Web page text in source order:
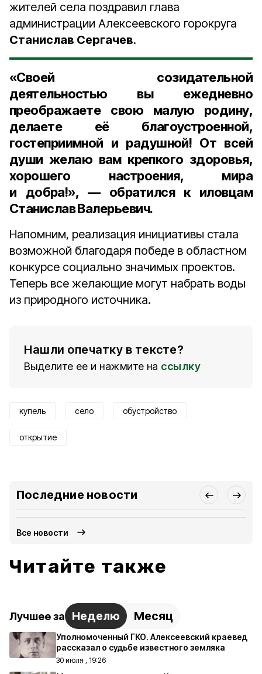
жителей села поздравил глава
администрации Алексеевского горокруга
Станислав Сергачев.
«Своей созидательной
деятельностью вы ежедневно
преображаете свою малую родину,
делаете её благоустроенной,
гостеприимной и радушной! От всей
души желаю вам крепкого здоровья,
хорошего настроения, мира
и добра!», — обратился к иловцам
Станислав Валерьевич.
Напомним, реализация инициативы стала
возможной благодаря победе в областном
конкурсе социально значимых проектов.
Теперь все желающие могут набрать воды
из природного источника.
Нашли опечатку в тексте?
Выделите ее и нажмите на ссылку
купель село обустройство
открытие
Последние новости
Все новости
Читайте также
Лучшее за Неделю Месяц
Уполномоченный ГКО. Алексеевский краевед
рассказал о судьбе известного земляка
30 июля , 19:26